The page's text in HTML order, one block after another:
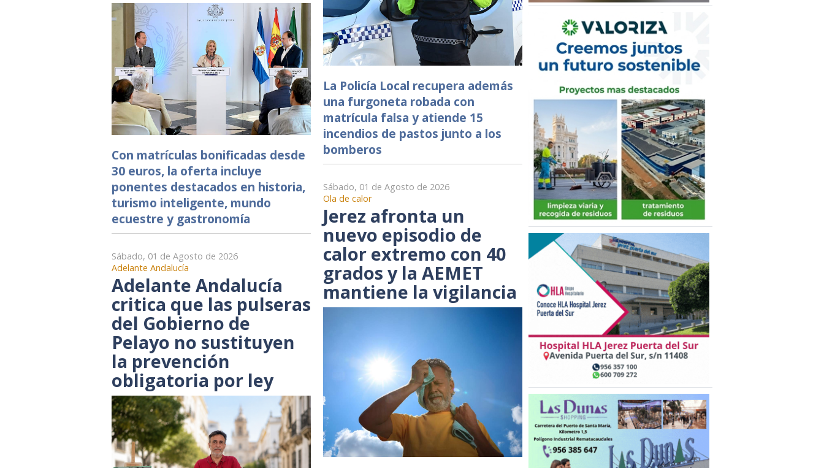
Con matrículas bonificadas desde
30 euros, la oferta incluye
ponentes destacados en historia,
turismo inteligente, mundo
ecuestre y gastronomía
Sábado, 01 de Agosto de 2026
Adelante Andalucía
Adelante Andalucía
critica que las pulseras
del Gobierno de
Pelayo no sustituyen
la prevención
obligatoria por ley
La Policía Local recupera además
una furgoneta robada con
matrícula falsa y atiende 15
incendios de pastos junto a los
bomberos
Sábado, 01 de Agosto de 2026
Ola de calor
Jerez afronta un
nuevo episodio de
calor extremo con 40
grados y la AEMET
mantiene la vigilancia